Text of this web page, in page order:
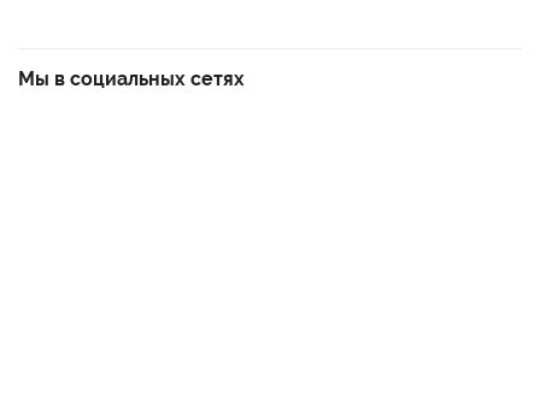
Мы в социальных сетях